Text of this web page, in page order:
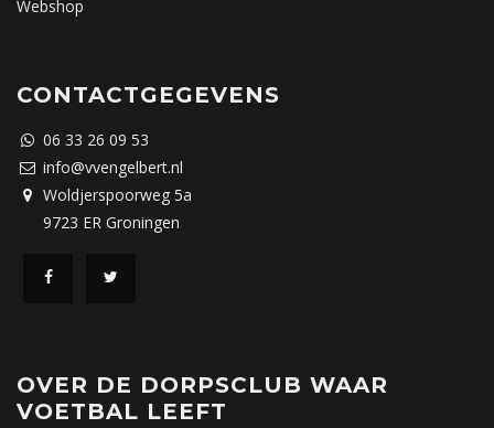
Webshop
CONTACTGEGEVENS
06 33 26 09 53
info@vvengelbert.nl
Woldjerspoorweg 5a
9723 ER Groningen
OVER DE DORPSCLUB WAAR
VOETBAL LEEFT